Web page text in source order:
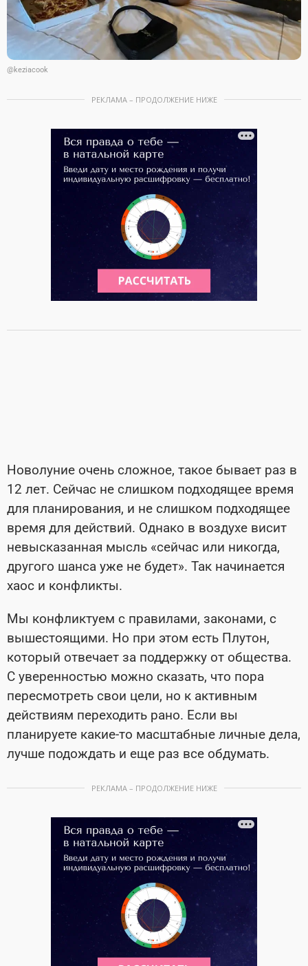
@keziacook
РЕКЛАМА – ПРОДОЛЖЕНИЕ НИЖЕ
Новолуние очень сложное, такое бывает раз в
12 лет. Сейчас не слишком подходящее время
для планирования, и не слишком подходящее
время для действий. Однако в воздухе висит
невысказанная мысль «сейчас или никогда,
другого шанса уже не будет». Так начинается
хаос и конфликты.
Мы конфликтуем с правилами, законами, с
вышестоящими. Но при этом есть Плутон,
который отвечает за поддержку от общества.
С уверенностью можно сказать, что пора
пересмотреть свои цели, но к активным
действиям переходить рано. Если вы
планируете какие-то масштабные личные дела,
лучше подождать и еще раз все обдумать.
РЕКЛАМА – ПРОДОЛЖЕНИЕ НИЖЕ